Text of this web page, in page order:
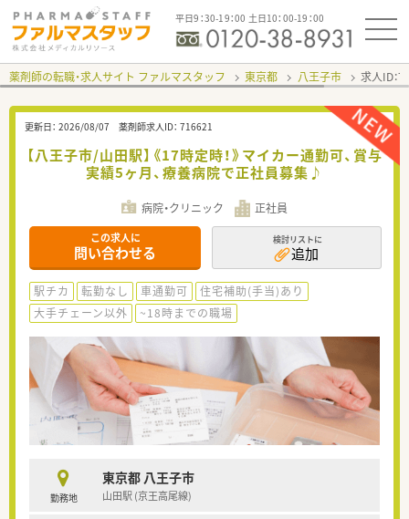
平日9：30-19：00 土日10：00-19：00
薬剤師の転職・求人サイト ファルマスタッフ 東京都 八王子市 求人ID：
更新日： 2026/08/07 薬剤師求人ID： 716621
【八王子市/山田駅】《17時定時！》マイカー通勤可、賞与
実績5ヶ月、療養病院で正社員募集♪
病院・クリニック 正社員
この求人に
問い合わせる
検討リストに
追加
駅チカ 転勤なし 車通勤可
住宅補助(手当)あり
大手チェーン以外
~18時までの職場
勤務地
東京都 八王子市
山田駅 (京王高尾線)